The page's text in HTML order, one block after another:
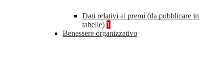
Dati relativi ai premi (da pubblicare in
tabelle) 1
Benessere organizzativo